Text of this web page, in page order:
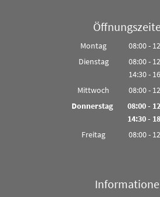
Montag 08:00-
Dienstag 08:00-
14:30-
Mittwoch 08:00-
Donnerstag 08:00-
14:30-
Freitag 08:00-